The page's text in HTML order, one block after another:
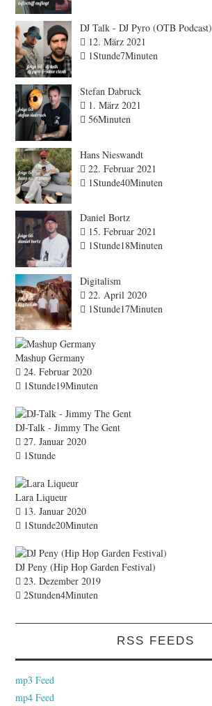
DJ Talk - DJ Pyro (OTB Podcast)
12. März 2021
1Stunde7Minuten
Stefan Dabruck
1. März 2021
56Minuten
Hans Nieswandt
22. Februar 2021
1Stunde40Minuten
Daniel Bortz
15. Februar 2021
1Stunde18Minuten
Digitalism
22. April 2020
1Stunde17Minuten
Mashup Germany
24. Februar 2020
1Stunde19Minuten
DJ-Talk - Jimmy The Gent
27. Januar 2020
1Stunde
Lara Liqueur
13. Januar 2020
1Stunde20Minuten
DJ Peny (Hip Hop Garden Festival)
23. Dezember 2019
2Stunden4Minuten
RSS FEEDS
mp3 Feed
mp4 Feed